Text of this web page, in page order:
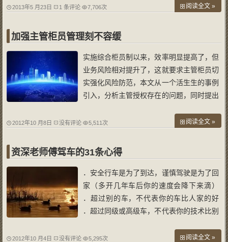
了，而我之前曾怀疑过其能力的人都成了副
要，选择同样也比能力重要！ 【马云：不
能
2013年5 月23日 1 条评论 7,706次 阅读全文 »
加强主管柜员管理刻不容缓
实施综合柜员制以来，效率明显提高了，但
业务风险相对提升了，这就要求主管柜员切
实强化风险防范，本文从一个活生生的事例
引入，分析主管授权存在的问题，同时提出
“一客户夫妇两人到宣化一网点取一笔15万
行支取，可当营业员将123元的利息递给
2012年10 月8日 没有评论 5,511次 阅读全文 »
资深老师傅驾车的31条心得
．安全行车是为了到达，谨慎驾驶是为了回
家（多开几年车后你的速度会降下来滴）
．超过别的车，不代表你的车比人家的好
．超过同级或高级车，不代表你的技术比别
表在下一个路口你可以不排队； ．飙车与
2012年10 月4日 没有评论 5,295次 阅读全文 »